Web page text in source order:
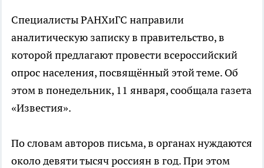
Специалисты РАНХиГС направили
аналитическую записку в правительство, в
которой предлагают провести всероссийский
опрос населения, посвящённый этой теме. Об
этом в понедельник, 11 января, сообщала газета
«Известия».
По словам авторов письма, в органах нуждаются
около девяти тысяч россиян в год. При этом